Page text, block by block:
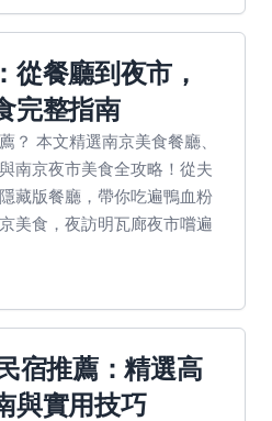
從餐廳到夜市，
完整指南
？ 本文精選南京美食餐廳、
南京夜市美食全攻略！從夫
藏版餐廳，帶你吃遍鴨血粉
美食，夜訪明瓦廊夜市嚐遍
宿推薦：精選高
與實用技巧